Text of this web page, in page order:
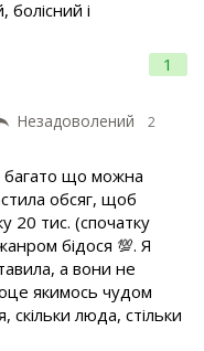
1
і
Незадоволений
2
що можна
обсяг, щоб
20 тис. (спочатку
бідося 💯. Я
а вони не
якимось чудом
скільки люда, стільки